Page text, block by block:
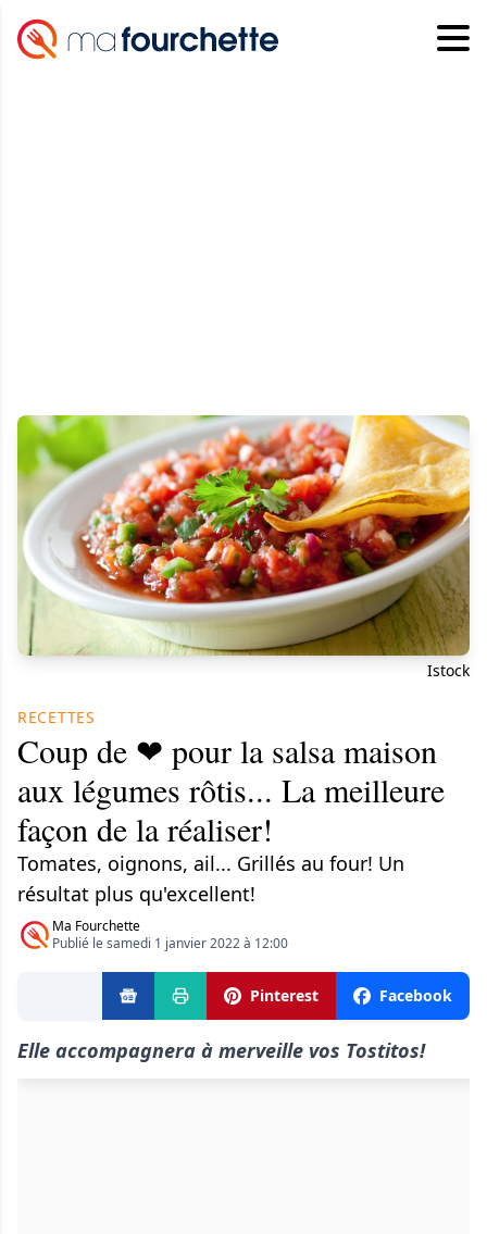
Istock
RECETTES
Coup de ❤ pour la salsa maison
aux légumes rôtis... La meilleure
façon de la réaliser!
Tomates, oignons, ail... Grillés au four! Un
résultat plus qu'excellent!
Ma Fourchette
Publié le samedi 1 janvier 2022 à 12:00
Pinterest Facebook
Elle accompagnera à merveille vos Tostitos!